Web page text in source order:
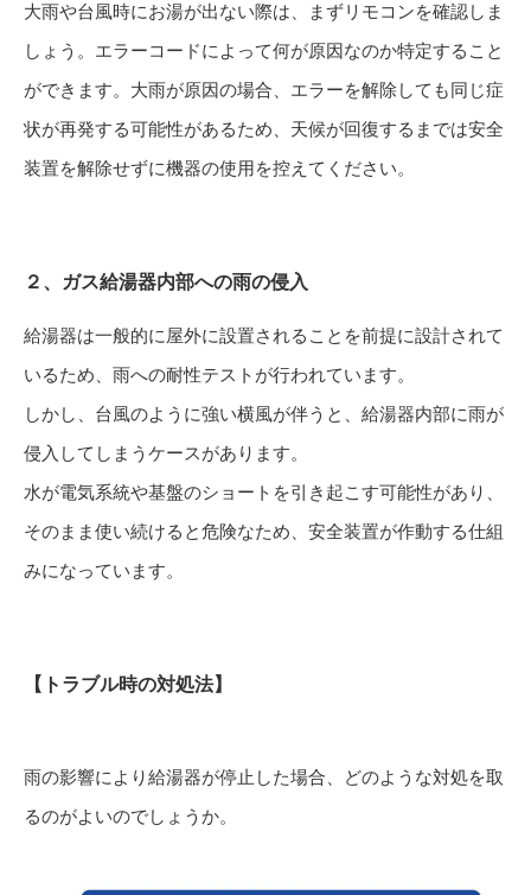
大雨や台風時にお湯が出ない際は、まずリモコンを確認しま
しょう。エラーコードによって何が原因なのか特定すること
ができます。大雨が原因の場合、エラーを解除しても同じ症
状が再発する可能性があるため、天候が回復するまでは安全
装置を解除せずに機器の使用を控えてください。
２、ガス給湯器内部への雨の侵入
給湯器は一般的に屋外に設置されることを前提に設計されて
いるため、雨への耐性テストが行われています。
しかし、台風のように強い横風が伴うと、給湯器内部に雨が
侵入してしまうケースがあります。
水が電気系統や基盤のショートを引き起こす可能性があり、
そのまま使い続けると危険なため、安全装置が作動する仕組
みになっています。
【トラブル時の対処法】
雨の影響により給湯器が停止した場合、どのような対処を取
るのがよいのでしょうか。